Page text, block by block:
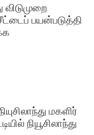
பயன்படுத்தி
மகளிர்
நியூசிலாந்து